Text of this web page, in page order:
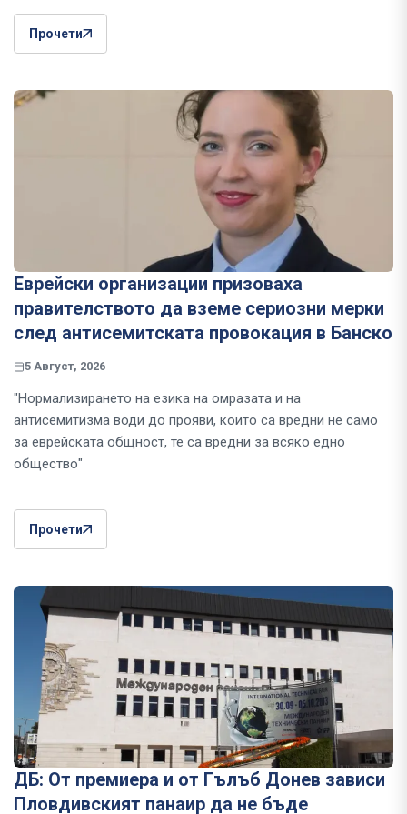
Прочети
Еврейски организации призоваха
правителството да вземе сериозни мерки
след антисемитската провокация в Банско
5 Август, 2026
"Нормализирането на езика на омразата и на
антисемитизма води до прояви, които са вредни не само
за еврейската общност, те са вредни за всяко едно
общество"
Прочети
ДБ: От премиера и от Гълъб Донев зависи
Пловдивският панаир да не бъде